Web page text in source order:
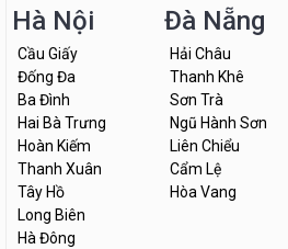
Hà Nội
Cầu Giấy
Đống Đa
Ba Đình
Hai Bà Trưng
Hoàn Kiếm
Thanh Xuân
Tây Hồ
Long Biên
Hà Đông
Đà Nẵng
Hải Châu
Thanh Khê
Sơn Trà
Ngũ Hành Sơn
Liên Chiểu
Cẩm Lệ
Hòa Vang